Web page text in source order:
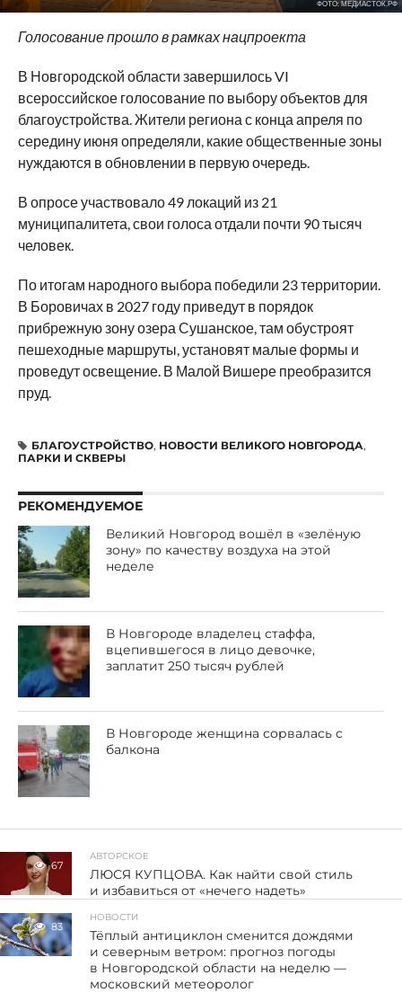
ФОТО: МЕДИАСТОК.РФ
Голосование прошло в рамках нацпроекта
В Новгородской области завершилось VI
всероссийское голосование по выбору объектов для
благоустройства. Жители региона с конца апреля по
середину июня определяли, какие общественные зоны
нуждаются в обновлении в первую очередь.
В опросе участвовало 49 локаций из 21
муниципалитета, свои голоса отдали почти 90 тысяч
человек.
По итогам народного выбора победили 23 территории.
В Боровичах в 2027 году приведут в порядок
прибрежную зону озера Сушанское, там обустроят
пешеходные маршруты, установят малые формы и
проведут освещение. В Малой Вишере преобразится
пруд.
БЛАГОУСТРОЙСТВО, НОВОСТИ ВЕЛИКОГО НОВГОРОДА,
ПАРКИ И СКВЕРЫ
РЕКОМЕНДУЕМОЕ
Великий Новгород вошёл в «зелёную
зону» по качеству воздуха на этой
неделе
В Новгороде владелец стаффа,
вцепившегося в лицо девочке,
заплатит 250 тысяч рублей
В Новгороде женщина сорвалась с
балкона
67
АВТОРСКОЕ
ЛЮСЯ КУПЦОВА. Как найти свой стиль
и избавиться от «нечего надеть»
83
НОВОСТИ
Тёплый антициклон сменится дождями
и северным ветром: прогноз погоды
в Новгородской области на неделю —
московский метеоролог